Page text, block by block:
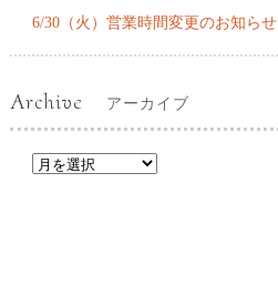
6/30（火）営業時間変更のお知らせ
Archive アーカイブ